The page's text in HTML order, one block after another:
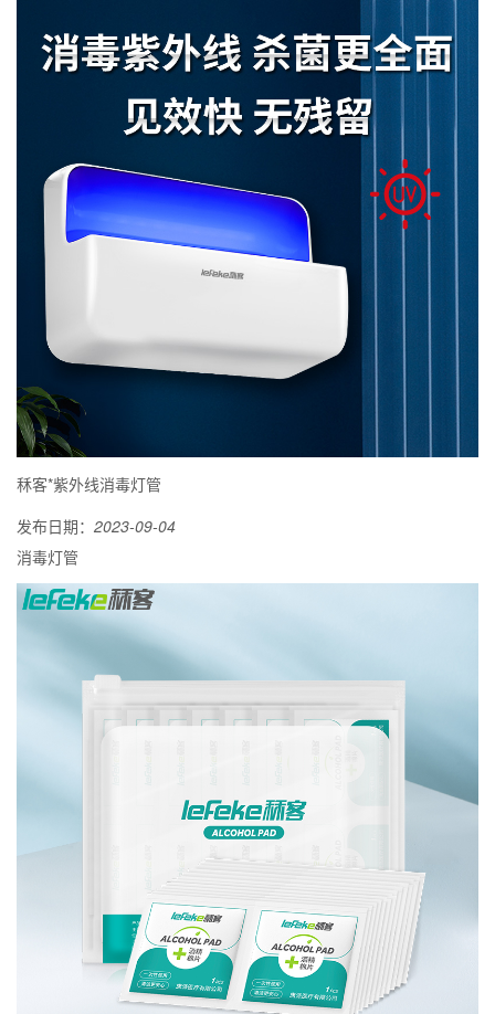
秝客*紫外线消毒灯管
发布日期： 2023-09-04
消毒灯管